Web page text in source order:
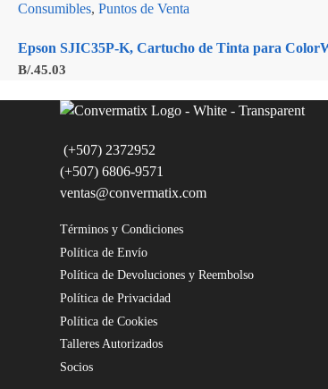
Consumibles, Puntos de Venta
Epson SJIC35P-K, Cartucho de Tinta para
B/.45.03
(+507) 2372952
(+507) 6806-9571
ventas@convermatix.com
Términos y Condiciones
Política de Envío
Política de Devoluciones y Reembolso
Política de Privacidad
Política de Cookies
Talleres Autorizados
Socios